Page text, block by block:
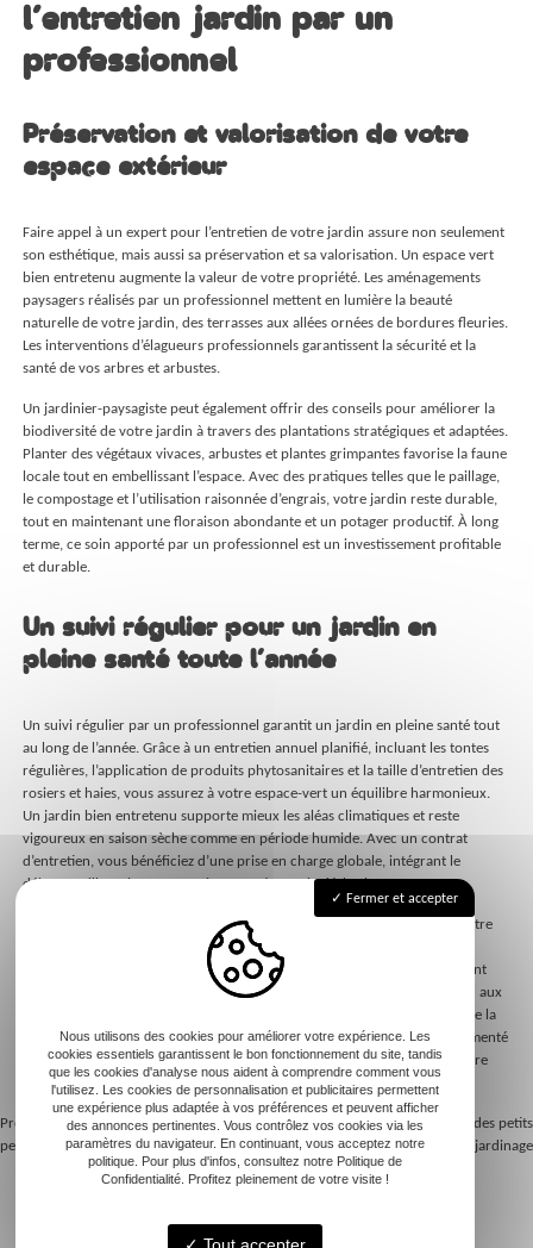
l’entretien jardin par un
professionnel
Préservation et valorisation de votre
espace extérieur
Faire appel à un expert pour l’entretien de votre jardin assure non seulement
son esthétique, mais aussi sa préservation et sa valorisation. Un espace vert
bien entretenu augmente la valeur de votre propriété. Les aménagements
paysagers réalisés par un professionnel mettent en lumière la beauté
naturelle de votre jardin, des terrasses aux allées ornées de bordures fleuries.
Les interventions d’élagueurs professionnels garantissent la sécurité et la
santé de vos arbres et arbustes.
Un jardinier-paysagiste peut également offrir des conseils pour améliorer la
biodiversité de votre jardin à travers des plantations stratégiques et adaptées.
Planter des végétaux vivaces, arbustes et plantes grimpantes favorise la faune
locale tout en embellissant l’espace. Avec des pratiques telles que le paillage,
le compostage et l’utilisation raisonnée d’engrais, votre jardin reste durable,
tout en maintenant une floraison abondante et un potager productif. À long
terme, ce soin apporté par un professionnel est un investissement profitable
et durable.
Un suivi régulier pour un jardin en
pleine santé toute l’année
Un suivi régulier par un professionnel garantit un jardin en pleine santé tout
au long de l’année. Grâce à un entretien annuel planifié, incluant les tontes
régulières, l’application de produits phytosanitaires et la taille d’entretien des
rosiers et haies, vous assurez à votre espace-vert un équilibre harmonieux.
Un jardin bien entretenu supporte mieux les aléas climatiques et reste
vigoureux en saison sèche comme en période humide. Avec un contrat
d’entretien, vous bénéficiez d’une prise en charge globale, intégrant le
débroussaillage, la maçonnerie paysagère ou le désherbage.
Les professionnels expérimentés anticipent les besoins saisonniers de votre
espace vert, adaptant soins et interventions. Ils veillent à l’état de votre
pelouse pour éviter les mauvaises herbes, optent pour un engazonnement
adéquat et assurent le fleurissement des parcs et jardins. Ce suivi s’étend aux
espaces extérieurs, incluant le ramassage des feuilles mortes qui préserve la
propreté des allées. Confier l’entretien jardin à un expert local et expérimenté
garantit ainsi une oasis de verdure, procurant bien-être et valorisant votre
foyer.
Navigation
Previous:
Comment choisir un service à la
personne pour le jardinage
Next: Erreurs à éviter lors des petits
travaux de jardinage
Fermer et accepter
Nous utilisons des cookies pour améliorer votre expérience. Les
cookies essentiels garantissent le bon fonctionnement du site, tandis
que les cookies d'analyse nous aident à comprendre comment vous
l'utilisez. Les cookies de personnalisation et publicitaires permettent
une expérience plus adaptée à vos préférences et peuvent afficher
des annonces pertinentes. Vous contrôlez vos cookies via les
paramètres du navigateur. En continuant, vous acceptez notre
politique. Pour plus d'infos, consultez notre Politique de
Confidentialité. Profitez pleinement de votre visite !